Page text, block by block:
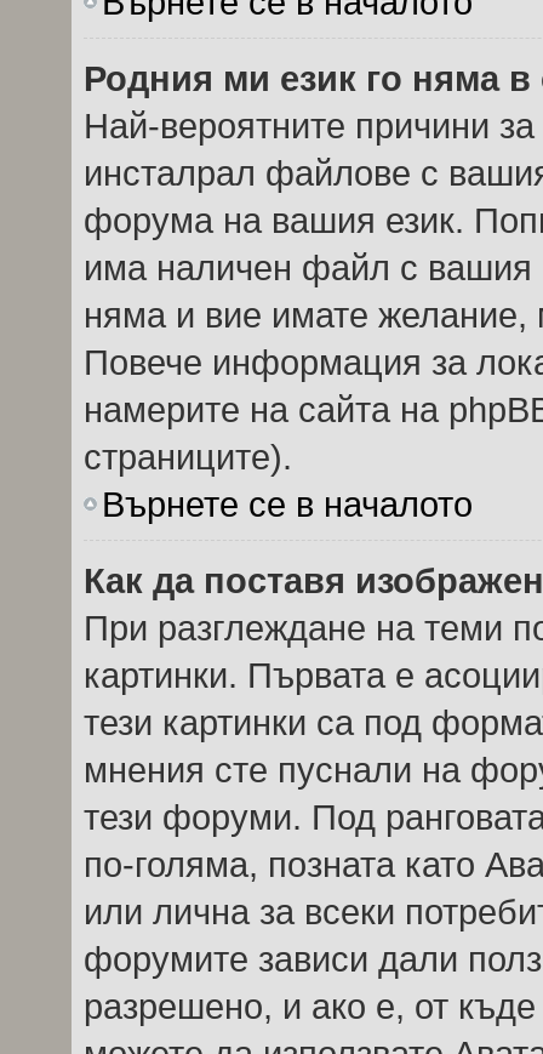
Родния ми език го няма
Най-вероятните причини
инсталрал файлове с
форума на вашия език.
има наличен файл с вашия
няма и вие имате желание,
Повече информация за
намерите на сайта на
страниците).
Върнете се в началото
Как да поставя
При разглеждане на теми
картинки. Първата е
тези картинки са под
мнения сте пуснали на
тези форуми. Под
по-голяма, позната като
или лична за всеки
форумите зависи дали
разрешено, и ако е, от